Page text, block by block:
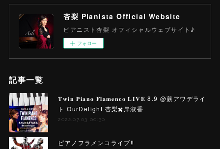
杏梨 Pianista Official Website
ピアニスト杏梨 オフィシャルウェブサイト♪
フォロー
記事一覧
𝐓𝐰𝐢𝐧 𝐏𝐢𝐚𝐧𝐨 𝐅𝐥𝐚𝐦𝐞𝐧𝐜𝐨 𝐋𝐈𝐕𝐄 8.9 @蕨アワデライ
ト OurDelight 杏梨✖️岸淑香
2022.07.03 00:30
ピアノフラメンコライブ‼️